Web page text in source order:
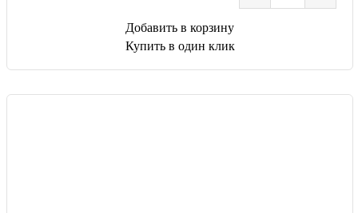
Добавить в корзину
Купить в один клик